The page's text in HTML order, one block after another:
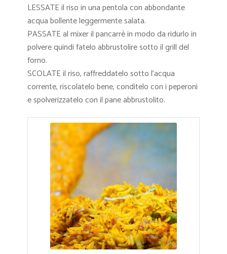
LESSATE il riso in una pentola con abbondante
acqua bollente leggermente salata.
PASSATE al mixer il pancarrè in modo da ridurlo in
polvere quindi fatelo abbrustolire sotto il grill del
forno.
SCOLATE il riso, raffreddatelo sotto l’acqua
corrente, riscolatelo bene, conditelo con i peperoni
e spolverizzatelo con il pane abbrustolito.